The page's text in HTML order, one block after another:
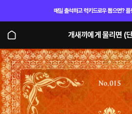
매일 출석하고 럭키드로우 뽑으면? 플
개새끼에게 물리면 (